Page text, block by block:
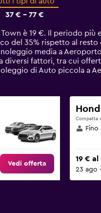
37 € - 77 €
è 19 €. Il periodo
del 35% rispetto al resto
media a
diversi fattori, tra cui
di Auto piccola a
Vedi offerta
Compatta
19 €
23 ago